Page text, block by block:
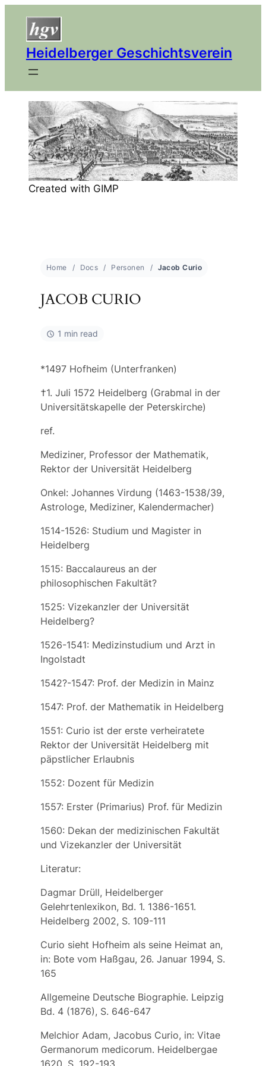
Heidelberger Geschichtsverein
Created with GIMP
Home Docs Personen Jacob Curio
JACOB CURIO
1 min read
*1497 Hofheim (Unterfranken)
†1. Juli 1572 Heidelberg (Grabmal in der
Universitätskapelle der Peterskirche)
ref.
Mediziner, Professor der Mathematik,
Rektor der Universität Heidelberg
Onkel: Johannes Virdung (1463-1538/39,
Astrologe, Mediziner, Kalendermacher)
1514-1526: Studium und Magister in
Heidelberg
1515: Baccalaureus an der
philosophischen Fakultät?
1525: Vizekanzler der Universität
Heidelberg?
1526-1541: Medizinstudium und Arzt in
Ingolstadt
1542?-1547: Prof. der Medizin in Mainz
1547: Prof. der Mathematik in Heidelberg
1551: Curio ist der erste verheiratete
Rektor der Universität Heidelberg mit
päpstlicher Erlaubnis
1552: Dozent für Medizin
1557: Erster (Primarius) Prof. für Medizin
1560: Dekan der medizinischen Fakultät
und Vizekanzler der Universität
Literatur:
Dagmar Drüll, Heidelberger
Gelehrtenlexikon, Bd. 1. 1386-1651.
Heidelberg 2002, S. 109-111
Curio sieht Hofheim als seine Heimat an,
in: Bote vom Haßgau, 26. Januar 1994, S.
165
Allgemeine Deutsche Biographie. Leipzig
Bd. 4 (1876), S. 646-647
Melchior Adam, Jacobus Curio, in: Vitae
Germanorum medicorum. Heidelbergae